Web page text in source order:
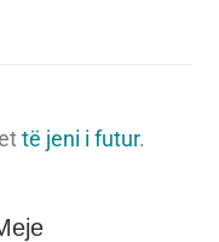
të jeni i futur.